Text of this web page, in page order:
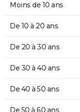
Moins de 10 ans
De 10 à 20 ans
De 20 à 30 ans
De 30 à 40 ans
De 40 à 50 ans
De 50 à 60 ans